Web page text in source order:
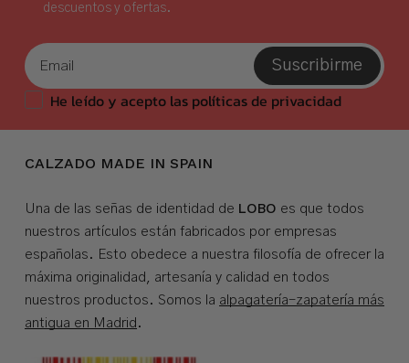
descuentos y ofertas.
Suscribirme
He leído y acepto las políticas de privacidad
CALZADO MADE IN SPAIN
Una de las señas de identidad de LOBO es que todos
nuestros artículos están fabricados por empresas
españolas. Esto obedece a nuestra filosofía de ofrecer la
máxima originalidad, artesanía y calidad en todos
nuestros productos. Somos la alpagatería-zapatería más
antigua en Madrid .